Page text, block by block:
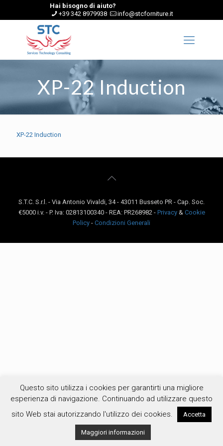
Hai bisogno di aiuto?
+39 342 8979938
info@stcforniture.it
XP-22 Induction
XP-22 Induction
S.T.C. S.r.l. - Via Antonio Vivaldi, 34 - 43011 Busseto PR - Cap. Soc.
€5000 i.v. - P. Iva: 02813100340 - REA: PR268982 - Privacy& Cookie
Policy - Condizioni Generali
Questo sito utilizza i cookies per garantirti una migliore
esperienza di navigazione. Continuando ad utilizzare questo
sito Web stai autorizzando l'utilizzo dei cookies.
Accetta
Maggiori informazioni